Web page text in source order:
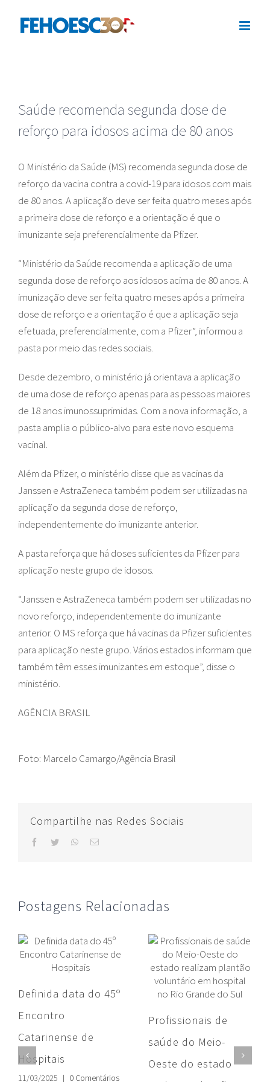
Saúde recomenda segunda dose de
reforço para idosos acima de 80 anos
O Ministério da Saúde (MS) recomenda segunda dose de
reforço da vacina contra a covid-19 para idosos com mais
de 80 anos. A aplicação deve ser feita quatro meses após
a primeira dose de reforço e a orientação é que o
imunizante seja preferencialmente da Pfizer.
“Ministério da Saúde recomenda a aplicação de uma
segunda dose de reforço aos idosos acima de 80 anos. A
imunização deve ser feita quatro meses após a primeira
dose de reforço e a orientação é que a aplicação seja
efetuada, preferencialmente, com a Pfizer”, informou a
pasta por meio das redes sociais.
Desde dezembro, o ministério já orientava a aplicação
de uma dose de reforço apenas para as pessoas maiores
de 18 anos imunossuprimidas. Com a nova informação, a
pasta amplia o público-alvo para este novo esquema
vacinal.
Além da Pfizer, o ministério disse que as vacinas da
Janssen e AstraZeneca também podem ser utilizadas na
aplicação da segunda dose de reforço,
independentemente do imunizante anterior.
A pasta reforça que há doses suficientes da Pfizer para
aplicação neste grupo de idosos.
“Janssen e AstraZeneca também podem ser utilizadas no
novo reforço, independentemente do imunizante
anterior. O MS reforça que há vacinas da Pfizer suficientes
para aplicação neste grupo. Vários estados informam que
também têm esses imunizantes em estoque”, disse o
ministério.
AGÊNCIA BRASIL
Foto: Marcelo Camargo/Agência Brasil
Compartilhe nas Redes Sociais
facebooktwitterwhatsapp
Postagens Relacionadas
Definida data do 45º
Encontro
Catarinense de
Hospitais
11/03/2025 | 0 Comentários
Profissionais de
saúde do Meio-
Oeste do estado